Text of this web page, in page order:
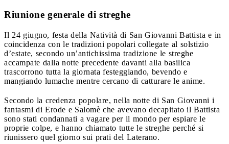
Riunione generale di streghe
Il 24 giugno, festa della Natività di San Giovanni Battista e in
coincidenza con le tradizioni popolari collegate al solstizio
d’estate, secondo un’antichissima tradizione le streghe
accampate dalla notte precedente davanti alla basilica
trascorrono tutta la giornata festeggiando, bevendo e
mangiando lumache mentre cercano di catturare le anime.
Secondo la credenza popolare, nella notte di San Giovanni i
fantasmi di Erode e Salomè che avevano decapitato il Battista
sono stati condannati a vagare per il mondo per espiare le
proprie colpe, e hanno chiamato tutte le streghe perché si
riunissero quel giorno sui prati del Laterano.